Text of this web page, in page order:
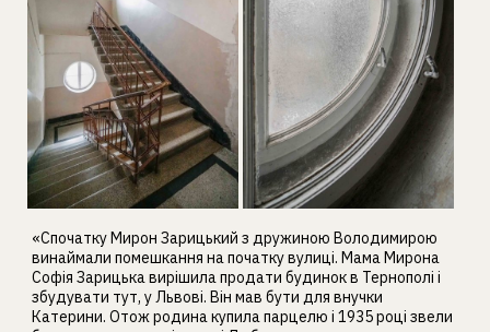
«Спочатку Мирон Зарицький з дружиною Володимирою
винаймали помешкання на початку вулиці. Мама Мирона
Софія Зарицька вирішила продати будинок в Тернополі і
збудувати тут, у Львові. Він мав бути для внучки
Катерини. Отож родина купила парцелю і 1935 році звели